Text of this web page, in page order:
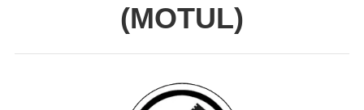
(MOTUL)